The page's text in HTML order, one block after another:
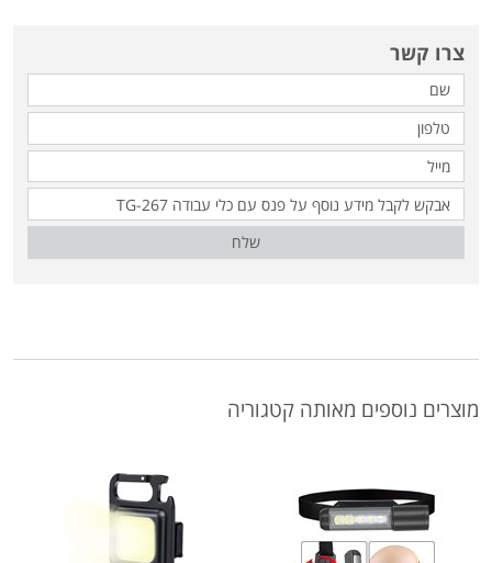
צרו קשר
שלח
מוצרים נוספים מאותה קטגוריה